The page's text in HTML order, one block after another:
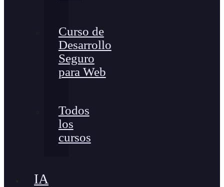
Curso de
Desarrollo
Seguro
para Web
Todos
los
cursos
IA